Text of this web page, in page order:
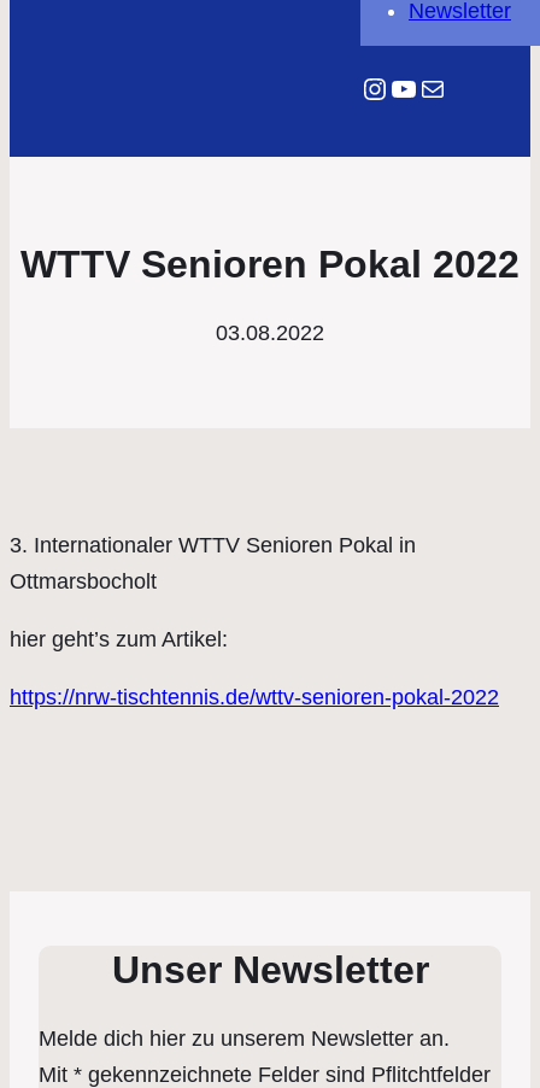
Newsletter
Instagram
YouTube
E-Mail
WTTV Senioren Pokal 2022
03.08.2022
3. Internationaler WTTV Senioren Pokal in
Ottmarsbocholt
hier geht’s zum Artikel:
https://nrw-tischtennis.de/wttv-senioren-pokal-2022
Unser Newsletter
Melde dich hier zu unserem Newsletter an.
Mit * gekennzeichnete Felder sind Pflitchtfelder